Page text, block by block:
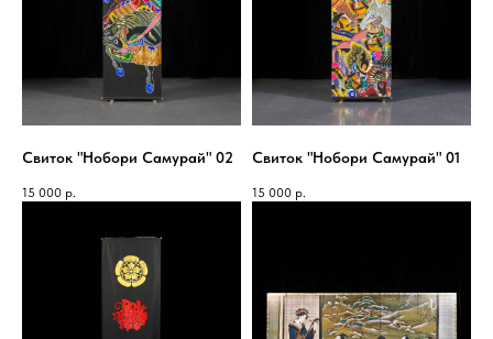
Свиток "Нобори Самурай" 02
15 000 р.
Свиток "Нобори Самурай" 01
15 000 р.